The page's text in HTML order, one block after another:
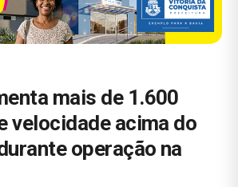
mais de 1.600
velocidade acima do
operação na